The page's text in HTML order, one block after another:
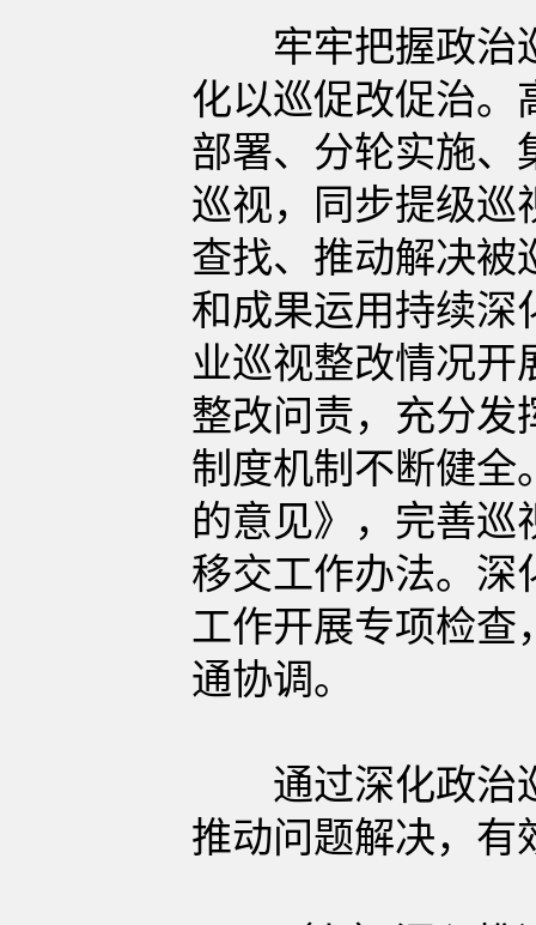
牢牢把握政治巡
化以巡促改促治。
部署、分轮实施、
巡视，同步提级巡
查找、推动解决被
和成果运用持续深
业巡视整改情况开
整改问责，充分发
制度机制不断健全
的意见》，完善巡
移交工作办法。深
工作开展专项检查
通协调。
通过深化政治巡
推动问题解决，有